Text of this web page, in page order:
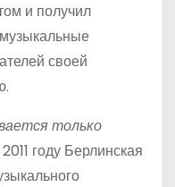
и получил
своей
только
году Берлинская